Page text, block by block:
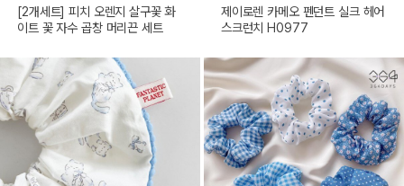
[2개세트] 피치 오렌지 살구꽃 화
이트 꽃 자수 곱창 머리끈 세트
제이로렌 카메오 펜던트 실크 헤어
스크런치 H0977